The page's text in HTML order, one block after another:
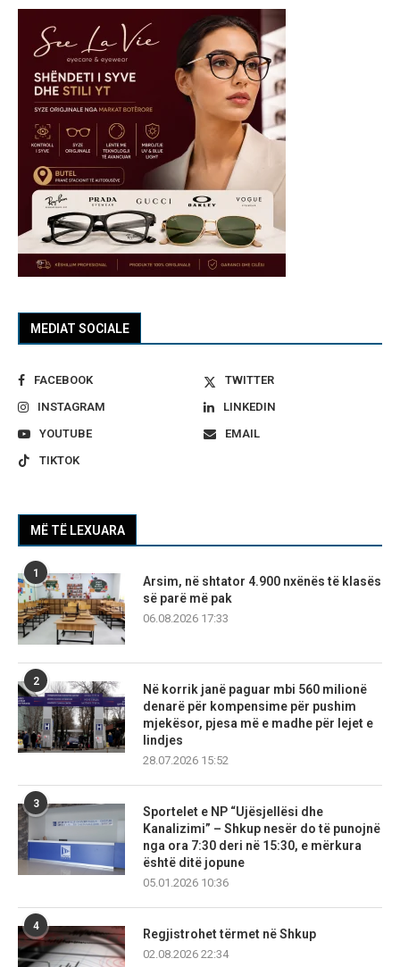
MEDIAT SOCIALE
FACEBOOK
TWITTER
INSTAGRAM
LINKEDIN
YOUTUBE
EMAIL
TIKTOK
MË TË LEXUARA
1
Arsim, në shtator 4.900 nxënës të klasës
së parë më pak
06.08.2026 17:33
2
Në korrik janë paguar mbi 560 milionë
denarë për kompensime për pushim
mjekësor, pjesa më e madhe për lejet e
lindjes
28.07.2026 15:52
3
Sportelet e NP “Ujësjellësi dhe
Kanalizimi” – Shkup nesër do të punojnë
nga ora 7:30 deri në 15:30, e mërkura
është ditë jopune
05.01.2026 10:36
4
Regjistrohet tërmet në Shkup
02.08.2026 22:34